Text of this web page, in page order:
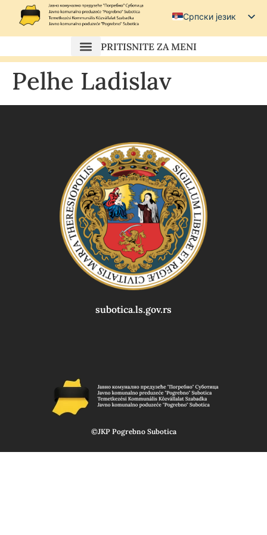
Српски језик
Српски (ћирилица)
Magyar
PRITISNITE ZA MENI
Pelhe Ladislav
subotica.ls.gov.rs
©JKP Pogrebno Subotica